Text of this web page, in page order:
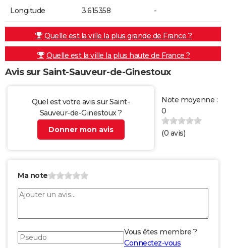
Longitude 3.615358 -
Quelle est la ville la plus grande de France ?
Quelle est la ville la plus haute de France ?
Avis sur Saint-Sauveur-de-Ginestoux
Quel est votre avis sur Saint-
Sauveur-de-Ginestoux ?
Donner mon avis
Note moyenne :
0
(0 avis)
Ma note
Vous êtes membre ?
Connectez-vous